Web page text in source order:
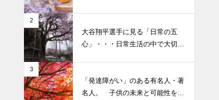
「食生活習慣の改善」が今年の
テーマです。
2
大谷翔平選手に見る「日常の五
心」・・・日常生活の中で大切
3
「発達障がい」のある有名人・著
名人。 子供の未来と可能性を秘